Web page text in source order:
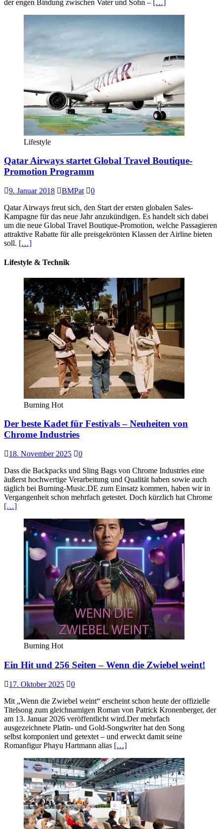
der engen Bindung zwischen Vater und Sohn – […]
Lifestyle
Qatar Airways startet Global Travel Boutique-
Promotion Programm
9. Januar 2018 BMPat
0
Qatar Airways freut sich, den Start der ersten globalen Sales-
Kampagne für das neue Jahr anzukündigen. Es handelt sich dabei
um die neue Global Travel Boutique-Promotion, welche Passagieren
attraktive Rabatte für alle preisgekrönten Klassen der Airline bieten
soll. […]
Lifestyle & Technik
Burning Hot
Der beste Kadet für Festivals – Neuheiten von
Chrome Industries
18. November 2025
0
Dass die Backpacks und Sling Bags von Chrome Industries eine
äußerst hochwertige Verarbeitung und Qualität haben sowie auch
täglich bei Burning-Music.DE zum Einsatz kommen, haben wir in
Vergangenheit schon mehrfach getestet. Doch kürzlich hat Chrome
[…]
Burning Hot
Ein Hit und 256 Seiten – Wenn die Zwiebel weint!
17. Oktober 2025
0
Mit „Wenn die Zwiebel weint“ erscheint schon heute der offizielle
Titelsong zum gleichnamigen Roman von Patrick Kronenberger, der
am 13. Januar 2026 veröffentlicht wird.Der mehrfach
ausgezeichnete Platin- und Gold-Songwriter hat den Song
selbst komponiert und getextet – und erweckt damit seine
Romanfigur Phayu Hartmann alias […]